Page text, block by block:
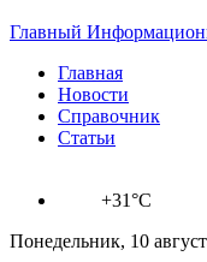
Главный
Главная
Новости
Справочник
Статьи
+31°C
Понедельник, 10